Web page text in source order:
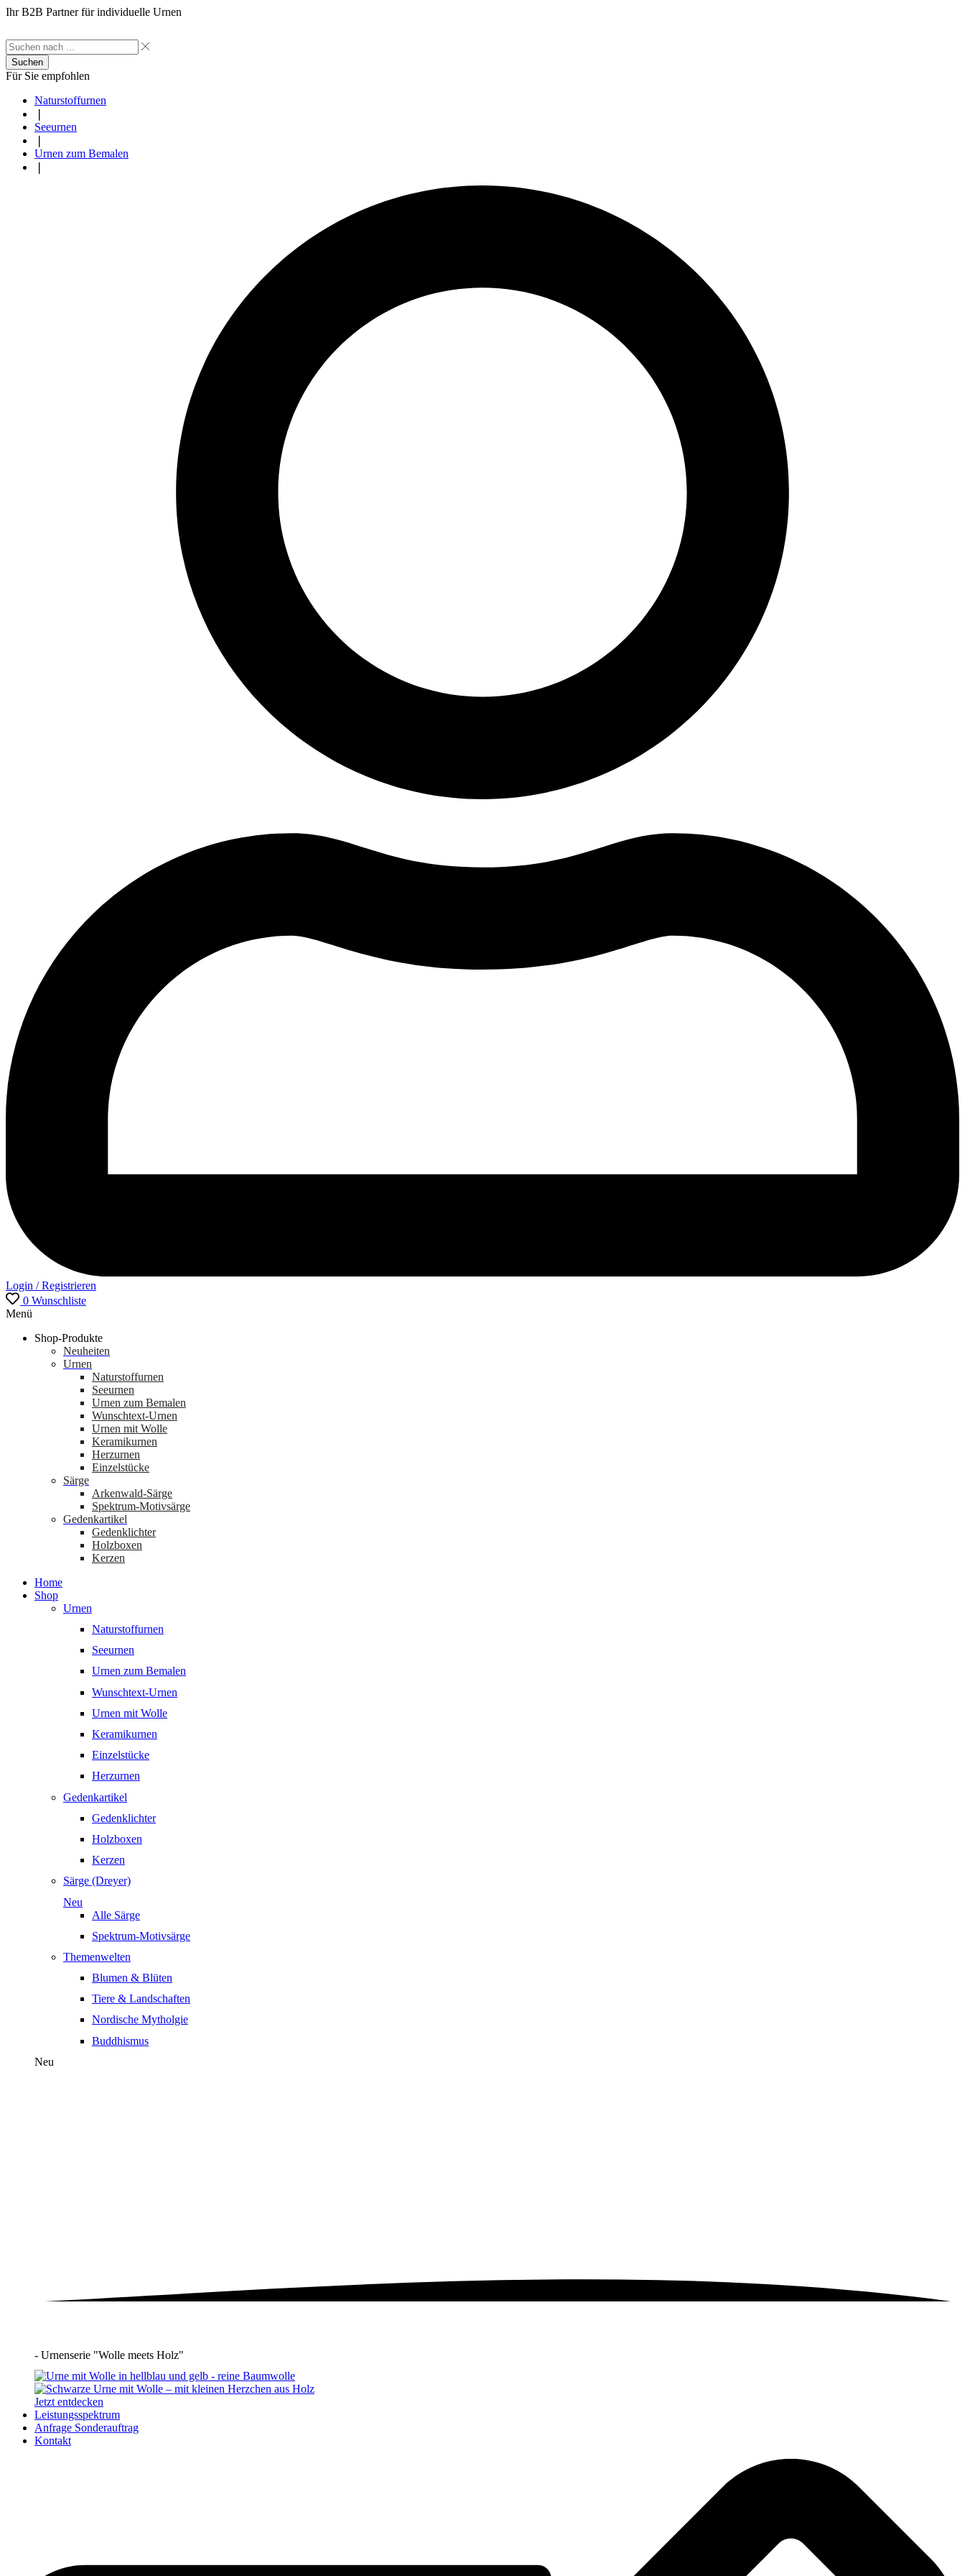
Ihr B2B Partner für individuelle Urnen
Suchen
Für Sie empfohlen
Naturstoffurnen
Seeurnen
Urnen zum Bemalen
Login / Registrieren
0 Wunschliste
Menü
Shop-Produkte
Neuheiten
Urnen
Naturstoffurnen
Seeurnen
Urnen zum Bemalen
Wunschtext-Urnen
Urnen mit Wolle
Keramikurnen
Herzurnen
Einzelstücke
Särge
Arkenwald-Särge
Spektrum-Motivsärge
Gedenkartikel
Gedenklichter
Holzboxen
Kerzen
Home
Shop
Urnen
Naturstoffurnen
Seeurnen
Urnen zum Bemalen
Wunschtext-Urnen
Urnen mit Wolle
Keramikurnen
Einzelstücke
Herzurnen
Gedenkartikel
Gedenklichter
Holzboxen
Kerzen
Särge (Dreyer)
Neu
Alle Särge
Spektrum-Motivsärge
Themenwelten
Blumen & Blüten
Tiere & Landschaften
Nordische Mytholgie
Buddhismus
Neu
- Urnenserie "Wolle meets Holz"
Jetzt entdecken
Leistungsspektrum
Anfrage Sonderauftrag
Kontakt